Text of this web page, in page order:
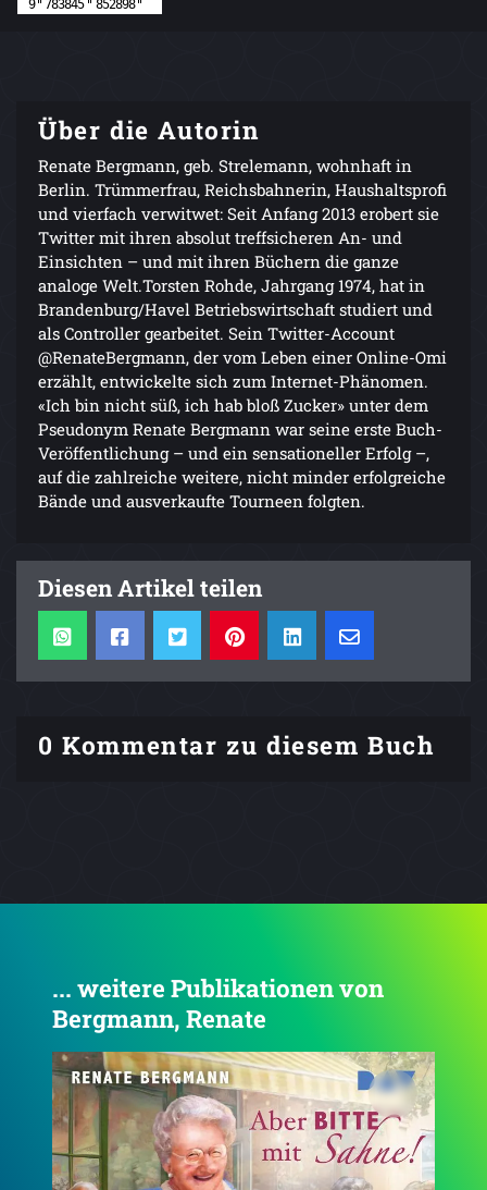
Über die Autorin
Renate Bergmann, geb. Strelemann, wohnhaft in
Berlin. Trümmerfrau, Reichsbahnerin, Haushaltsprofi
und vierfach verwitwet: Seit Anfang 2013 erobert sie
Twitter mit ihren absolut treffsicheren An- und
Einsichten – und mit ihren Büchern die ganze
analoge Welt.Torsten Rohde, Jahrgang 1974, hat in
Brandenburg/Havel Betriebswirtschaft studiert und
als Controller gearbeitet. Sein Twitter-Account
@RenateBergmann, der vom Leben einer Online-Omi
erzählt, entwickelte sich zum Internet-Phänomen.
«Ich bin nicht süß, ich hab bloß Zucker» unter dem
Pseudonym Renate Bergmann war seine erste Buch-
Veröffentlichung – und ein sensationeller Erfolg –,
auf die zahlreiche weitere, nicht minder erfolgreiche
Bände und ausverkaufte Tourneen folgten.
Diesen Artikel teilen
0 Kommentar zu diesem Buch
... weitere Publikationen von
Bergmann, Renate
4.5